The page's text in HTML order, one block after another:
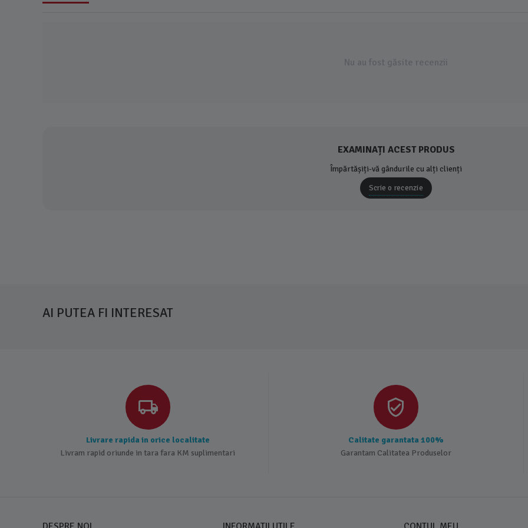
Nu au fost găsite recenzii
EXAMINAȚI ACEST PRODUS
Împărtășiți-vă gândurile cu alți clienți
Scrie o recenzie
AI PUTEA FI INTERESAT
Livrare rapida in orice localitate
Livram rapid oriunde in tara fara KM suplimentari
Calitate garantata 100%
Garantam Calitatea Produselor